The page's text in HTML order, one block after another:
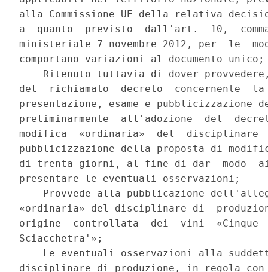
alla Commissione UE della relativa
a  quanto  previsto  dall'art.  10,
ministeriale 7 novembre 2012, per  le
comportano variazioni al documento
Ritenuto tuttavia di dover
del  richiamato  decreto  concernente
presentazione, esame e pubblicizzazione
preliminarmente  all'adozione  del
modifica  «ordinaria»  del
pubblicizzazione della proposta di
di trenta giorni, al fine di dar  modo
presentare le eventuali osservazioni;
Provvede alla pubblicazione
«ordinaria» del disciplinare di
origine  controllata  dei  vini  «Cinque
Sciacchetra'»;
Le eventuali osservazioni alla
disciplinare di produzione, in regola